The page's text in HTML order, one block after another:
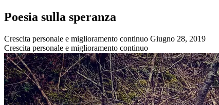
Poesia sulla speranza
Crescita personale e miglioramento continuo Giugno 28, 2019
Crescita personale e miglioramento continuo